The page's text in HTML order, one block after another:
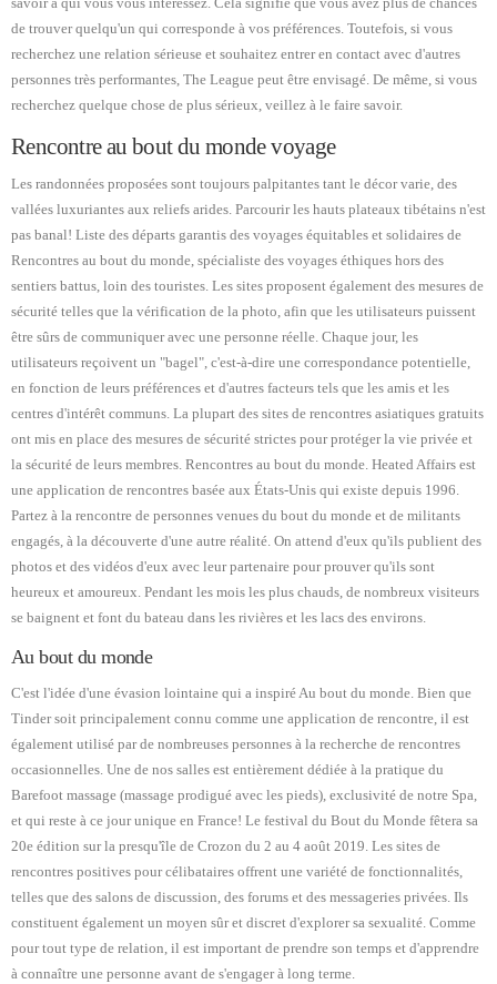
savoir à qui vous vous intéressez. Cela signifie que vous avez plus de chances
de trouver quelqu'un qui corresponde à vos préférences. Toutefois, si vous
recherchez une relation sérieuse et souhaitez entrer en contact avec d'autres
personnes très performantes, The League peut être envisagé. De même, si vous
recherchez quelque chose de plus sérieux, veillez à le faire savoir.
Rencontre au bout du monde voyage
Les randonnées proposées sont toujours palpitantes tant le décor varie, des
vallées luxuriantes aux reliefs arides. Parcourir les hauts plateaux tibétains n'est
pas banal! Liste des départs garantis des voyages équitables et solidaires de
Rencontres au bout du monde, spécialiste des voyages éthiques hors des
sentiers battus, loin des touristes. Les sites proposent également des mesures de
sécurité telles que la vérification de la photo, afin que les utilisateurs puissent
être sûrs de communiquer avec une personne réelle. Chaque jour, les
utilisateurs reçoivent un "bagel", c'est-à-dire une correspondance potentielle,
en fonction de leurs préférences et d'autres facteurs tels que les amis et les
centres d'intérêt communs. La plupart des sites de rencontres asiatiques gratuits
ont mis en place des mesures de sécurité strictes pour protéger la vie privée et
la sécurité de leurs membres. Rencontres au bout du monde. Heated Affairs est
une application de rencontres basée aux États-Unis qui existe depuis 1996.
Partez à la rencontre de personnes venues du bout du monde et de militants
engagés, à la découverte d'une autre réalité. On attend d'eux qu'ils publient des
photos et des vidéos d'eux avec leur partenaire pour prouver qu'ils sont
heureux et amoureux. Pendant les mois les plus chauds, de nombreux visiteurs
se baignent et font du bateau dans les rivières et les lacs des environs.
Au bout du monde
C'est l'idée d'une évasion lointaine qui a inspiré Au bout du monde. Bien que
Tinder soit principalement connu comme une application de rencontre, il est
également utilisé par de nombreuses personnes à la recherche de rencontres
occasionnelles. Une de nos salles est entièrement dédiée à la pratique du
Barefoot massage (massage prodigué avec les pieds), exclusivité de notre Spa,
et qui reste à ce jour unique en France! Le festival du Bout du Monde fêtera sa
20e édition sur la presqu'île de Crozon du 2 au 4 août 2019. Les sites de
rencontres positives pour célibataires offrent une variété de fonctionnalités,
telles que des salons de discussion, des forums et des messageries privées. Ils
constituent également un moyen sûr et discret d'explorer sa sexualité. Comme
pour tout type de relation, il est important de prendre son temps et d'apprendre
à connaître une personne avant de s'engager à long terme.